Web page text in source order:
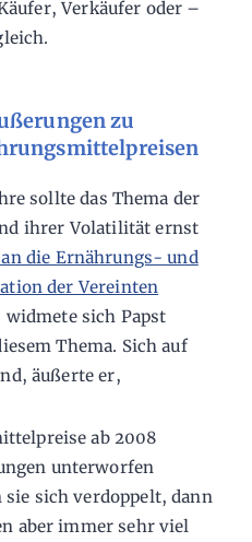
Verkäufer oder –
zu
sollte das Thema der
ihrer Volatilität ernst
die Ernährungs- und
der Vereinten
widmete sich Papst
Thema. Sich auf
äußerte er,
ab 2008
unterworfen
sie sich verdoppelt, dann
aber immer sehr viel